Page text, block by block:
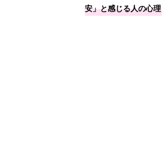
安」と感じる人の心理